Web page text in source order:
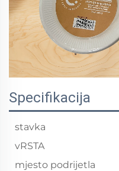
Specifikacija
stavka
vRSTA
mjesto podrijetla